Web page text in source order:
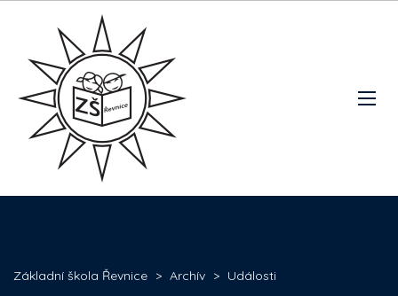
Základní škola Řevnice > Archív > Události